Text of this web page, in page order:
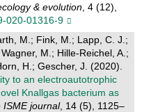
& evolution, 4 (12),
020-01316-9
M.; Fink, M.; Lapp, C. J.;
M.; Hille-Reichel, A.;
H.; Gescher, J. (2020).
to an electroautotrophic
Knallgas bacterium as
ISME journal, 14 (5), 1125–